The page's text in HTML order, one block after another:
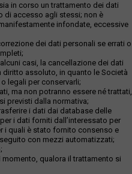
in corso un trattamento dei dati
di accesso agli stessi; non è
infondate, eccessive
dei dati personali se errati o
casi, la cancellazione dei dati
assoluto, in quanto le Società
legali per conservarli;
ma non potranno essere né trattati,
previsti dalla normativa;
i dati dai database delle
i dati forniti dall’interessato per
i quali è stato fornito consenso e
con mezzi automatizzati;
qualora il trattamento si